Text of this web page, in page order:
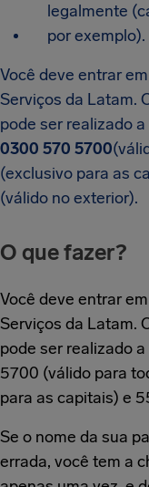
legalmente
por exemplo).
Você deve entrar
Serviços da Latam.
pode ser realizado
0300 570 5700
(exclusivo para as
(válido no exterior).
O que fazer?
Você deve entrar
Serviços da Latam.
pode ser realizado
5700 (válido para
para as capitais) e
Se o nome da sua
errada, você tem a